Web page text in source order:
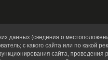
данных (сведения о
с какого сайта или по какой
сайта, проведения